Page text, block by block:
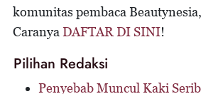
komunitas pembaca Beautynesia,
Caranya DAFTAR DI SINI!
Pilihan Redaksi
Penyebab Muncul Kaki